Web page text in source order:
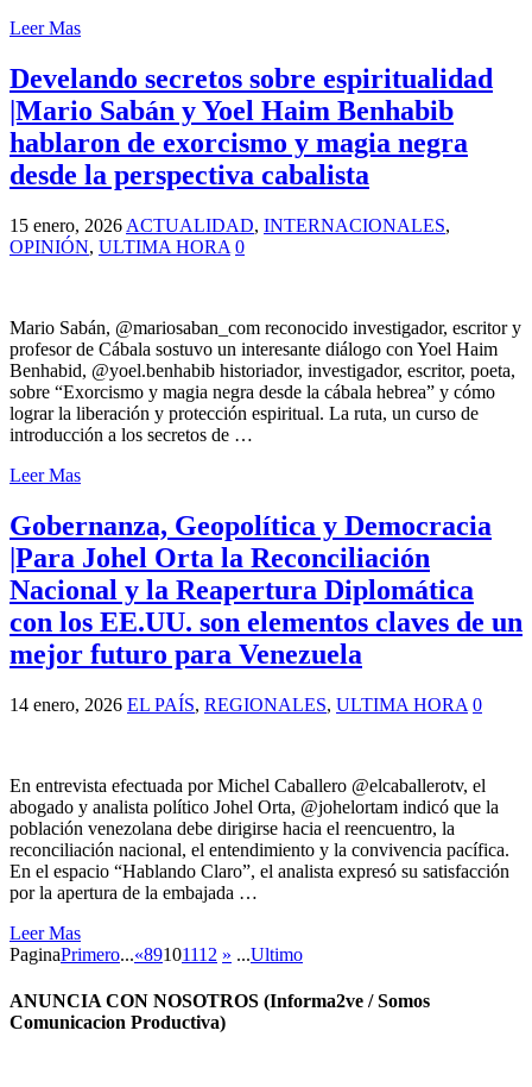
Leer Mas
Develando secretos sobre espiritualidad
|Mario Sabán y Yoel Haim Benhabib
hablaron de exorcismo y magia negra
desde la perspectiva cabalista
15 enero, 2026 ACTUALIDAD, INTERNACIONALES,
OPINIÓN, ULTIMA HORA 0
Mario Sabán, @mariosaban_com reconocido investigador, escritor y
profesor de Cábala sostuvo un interesante diálogo con Yoel Haim
Benhabid, @yoel.benhabib historiador, investigador, escritor, poeta,
sobre “Exorcismo y magia negra desde la cábala hebrea” y cómo
lograr la liberación y protección espiritual. La ruta, un curso de
introducción a los secretos de …
Leer Mas
Gobernanza, Geopolítica y Democracia
|Para Johel Orta la Reconciliación
Nacional y la Reapertura Diplomática
con los EE.UU. son elementos claves de un
mejor futuro para Venezuela
14 enero, 2026 EL PAÍS, REGIONALES, ULTIMA HORA 0
En entrevista efectuada por Michel Caballero @elcaballerotv, el
abogado y analista político Johel Orta, @johelortam indicó que la
población venezolana debe dirigirse hacia el reencuentro, la
reconciliación nacional, el entendimiento y la convivencia pacífica.
En el espacio “Hablando Claro”, el analista expresó su satisfacción
por la apertura de la embajada …
Leer Mas
PaginaPrimero...«89101112 » ...Ultimo
ANUNCIA CON NOSOTROS (Informa2ve / Somos
Comunicacion Productiva)